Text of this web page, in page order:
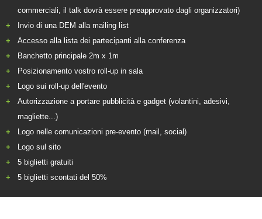
commerciali, il talk dovrà essere preapprovato dagli organizzatori)
Invio di una DEM alla mailing list
Accesso alla lista dei partecipanti alla conferenza
Banchetto principale 2m x 1m
Posizionamento vostro roll-up in sala
Logo sui roll-up dell'evento
Autorizzazione a portare pubblicità e gadget (volantini, adesivi,
magliette...)
Logo nelle comunicazioni pre-evento (mail, social)
Logo sul sito
5 biglietti gratuiti
5 biglietti scontati del 50%